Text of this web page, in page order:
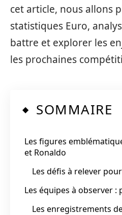
cet article, nous allons
statistiques Euro,
battre et explorer les
les prochaines
SOMMAIRE
Les figures
et Ronaldo
Les défis à relever
Les équipes à observer :
Les enregistrements